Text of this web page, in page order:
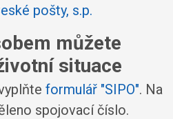
pošty, s.p.
můžete
situace
formulář "SIPO". Na
spojovací číslo.